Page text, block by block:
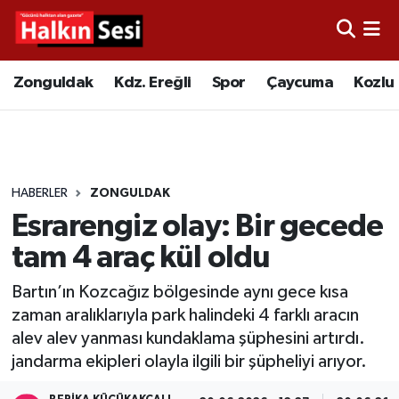
Zonguldak Kdz. Ereğli Spor Çaycuma Kozlu
HABERLER ZONGULDAK
Esrarengiz olay: Bir gecede
tam 4 araç kül oldu
Bartın’ın Kozcağız bölgesinde aynı gece kısa
zaman aralıklarıyla park halindeki 4 farklı aracın
alev alev yanması kundaklama şüphesini artırdı.
jandarma ekipleri olayla ilgili bir şüpheliyi arıyor.
Video
Çaycuma
Alaplı
Asayiş
Bartın
Merkez Hava Durumu
Tüm Manşetler
Son Dakika Haberleri
Haber Arşivi